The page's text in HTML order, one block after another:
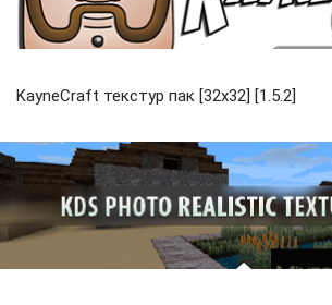
KayneCraft текстур пак [32x32] [1.5.2]